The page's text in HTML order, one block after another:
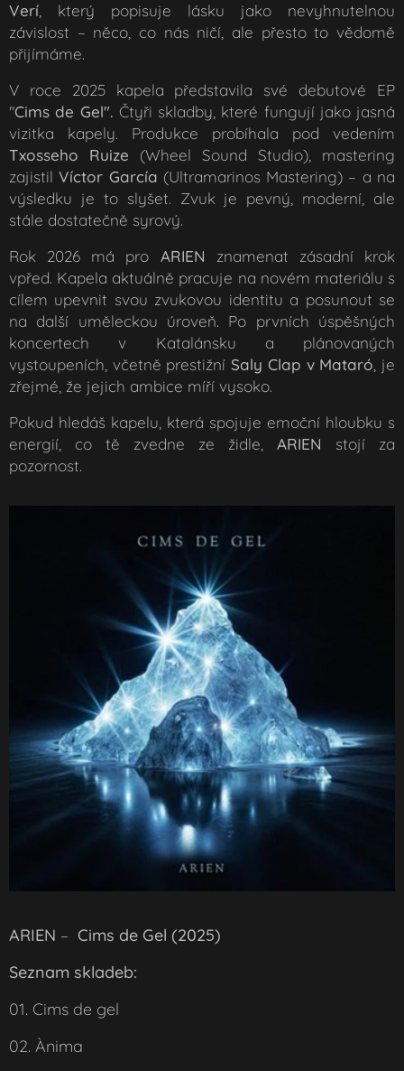
Verí , který popisuje lásku jako nevyhnutelnou
závislost – něco, co nás ničí, ale přesto to vědomě
přijímáme.
V roce 2025 kapela představila své debutové EP
"Cims de Gel". Čtyři skladby, které fungují jako jasná
vizitka kapely. Produkce probíhala pod vedením
Txosseho Ruize (Wheel Sound Studio), mastering
zajistilVíctor García (Ultramarinos Mastering) – a na
výsledku je to slyšet. Zvuk je pevný, moderní, ale
stále dostatečně syrový.
Rok 2026 má pro ARIEN znamenat zásadní krok
vpřed. Kapela aktuálně pracuje na novém materiálu s
cílem upevnit svou zvukovou identitu a posunout se
na další uměleckou úroveň. Po prvních úspěšných
koncertech v Katalánsku a plánovaných
vystoupeních, včetně prestižníSaly Clap v Mataró , je
zřejmé, že jejich ambice míří vysoko.
Pokud hledáš kapelu, která spojuje emoční hloubku s
energií, co tě zvedne ze židle, ARIEN stojí za
pozornost.
ARIEN – Cims de Gel (2025)
Seznam skladeb:
01. Cims de gel
02. Ànima